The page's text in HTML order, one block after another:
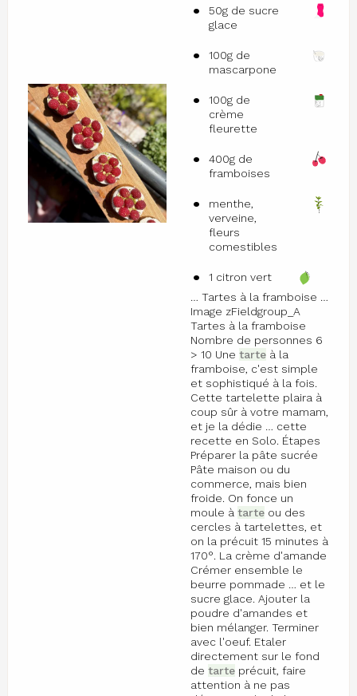
50g de sucre
glace
100g de
mascarpone
100g de
crème
fleurette
400g de
framboises
menthe,
verveine,
fleurs
comestibles
1 citron vert
… Tartes à la framboise …
Image zFieldgroup_A
Tartes à la framboise
Nombre de personnes 6
> 10 Une tarte à la
framboise, c'est simple
et sophistiqué à la fois.
Cette tartelette plaira à
coup sûr à votre mamam,
et je la dédie … cette
recette en Solo. Étapes
Préparer la pâte sucrée
Pâte maison ou du
commerce, mais bien
froide. On fonce un
moule à tarte ou des
cercles à tartelettes, et
on la précuit 15 minutes à
170°. La crème d'amande
Crémer ensemble le
beurre pommade … et le
sucre glace. Ajouter la
poudre d'amandes et
bien mélanger. Terminer
avec l'oeuf. Etaler
directement sur le fond
de tarte précuit, faire
attention à ne pas